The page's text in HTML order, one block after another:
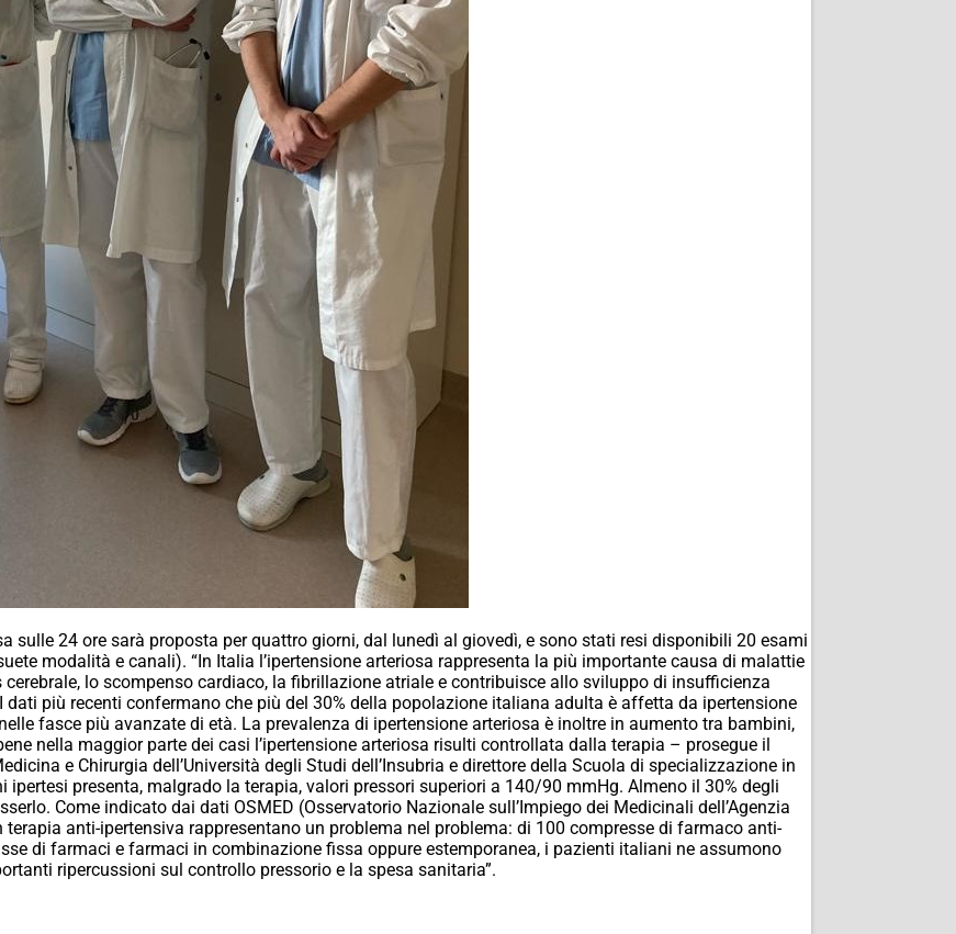
sulle 24 ore sarà proposta per quattro giorni, dal lunedì al giovedì, e sono stati resi disponibili 20 esami
modalità e canali). “In Italia l’ipertensione arteriosa rappresenta la più importante causa di malattie
lo scompenso cardiaco, la fibrillazione atriale e contribuisce allo sviluppo di insufficienza
più recenti confermano che più del 30% della popolazione italiana adulta è affetta da ipertensione
fasce più avanzate di età. La prevalenza di ipertensione arteriosa è inoltre in aumento tra bambini,
nella maggior parte dei casi l’ipertensione arteriosa risulti controllata dalla terapia – prosegue il
e Chirurgia dell’Università degli Studi dell’Insubria e direttore della Scuola di specializzazione in
ipertesi presenta, malgrado la terapia, valori pressori superiori a 140/90 mmHg. Almeno il 30% degli
Come indicato dai dati OSMED (Osservatorio Nazionale sull’Impiego dei Medicinali dell’Agenzia
terapia anti-ipertensiva rappresentano un problema nel problema: di 100 compresse di farmaco anti-
di farmaci e farmaci in combinazione fissa oppure estemporanea, i pazienti italiani ne assumono
ripercussioni sul controllo pressorio e la spesa sanitaria”.